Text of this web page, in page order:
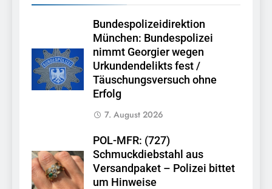
Bundespolizeidirektion
München: Bundespolizei
nimmt Georgier wegen
Urkundendelikts fest /
Täuschungsversuch ohne
Erfolg
7. August 2026
POL-MFR: (727)
Schmuckdiebstahl aus
Versandpaket – Polizei bittet
um Hinweise